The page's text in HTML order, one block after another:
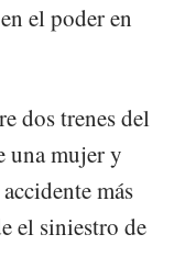
el poder en
dos trenes del
una mujer y
más
el siniestro de